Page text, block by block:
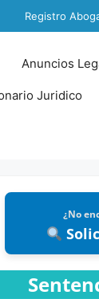
Registro
Anuncios
Juridico
¿No